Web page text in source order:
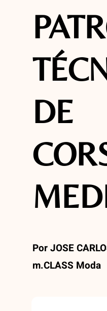
DE
Por JOSE
m.CLASS Moda